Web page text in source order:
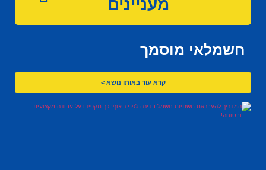
מעניינים
חשמלאי מוסמך
קרא עוד באותו נושא >